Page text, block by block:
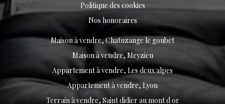
Politique des cookies
Nos honoraires
Maison à vendre, Chatuzange le goubet
Maison à vendre, Meyzieu
Appartement à vendre, Les deux alpes
Appartement à vendre, Lyon
Terrain à vendre, Saint didier au mont d or